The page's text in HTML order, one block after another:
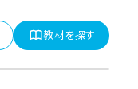
教材を探す